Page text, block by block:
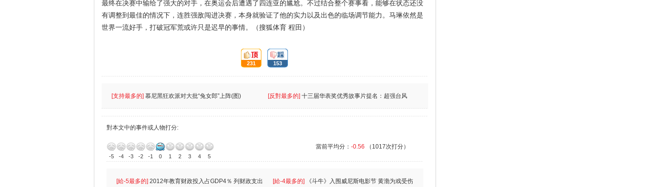
最终在决赛中输给了强大的对手，在奥运会后遭遇了四连亚的尴尬。不过结合整个赛事看，能够在状态还没
有调整到最佳的情况下，连胜强敌闯进决赛，本身就验证了他的实力以及出色的临场调节能力。马琳依然是
世界一流好手，打破冠军荒或许只是迟早的事情。（搜狐体育 程田）
頂:
231
踩:
153
[支持最多的] 慕尼黑狂欢派对大批“兔女郎”上阵(图) [反對最多的] 十三届华表奖优秀故事片提名：超强台风
對本文中的事件或人物打分:
-5 -4 -3 -2 -1 0 1 2 3 4 5
當前平均分： -0.56 （1017次打分）
[給-5最多的] 2012年教育财政投入占GDP4％ 列财政支出
[給-4最多的]
《斗牛》入围威尼斯电影节 黄渤为戏受伤